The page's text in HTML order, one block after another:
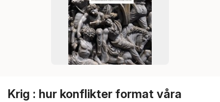
Krig : hur konflikter format våra